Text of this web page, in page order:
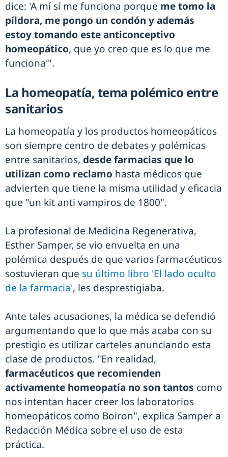
dice: 'A mí sí me funciona porque me tomo la
píldora, me pongo un condón y además
estoy tomando este anticonceptivo
homeopático, que yo creo que es lo que me
funciona'".
La homeopatía, tema polémico entre
sanitarios
La homeopatía y los productos homeopáticos
son siempre centro de debates y polémicas
entre sanitarios, desde farmacias que lo
utilizan como reclamo hasta médicos que
advierten que tiene la misma utilidad y eficacia
que "un kit anti vampiros de 1800".
La profesional de Medicina Regenerativa,
Esther Samper, se vio envuelta en una
polémica después de que varios farmacéuticos
sostuvieran que su último libro 'El lado oculto
de la farmacia', les desprestigiaba.
Ante tales acusaciones, la médica se defendió
argumentando que lo que más acaba con su
prestigio es utilizar carteles anunciando esta
clase de productos. "En realidad,
farmacéuticos que recomienden
activamente homeopatía no son tantos como
nos intentan hacer creer los laboratorios
homeopáticos como Boiron", explica Samper a
Redacción Médica sobre el uso de esta
práctica.